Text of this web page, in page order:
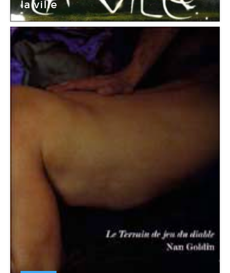
la ville
Le Cube